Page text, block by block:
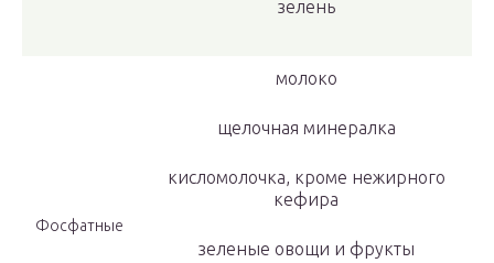
зелень
Фосфатные
молоко
щелочная минералка
кисломолочка, кроме нежирного
кефира
зеленые овощи и фрукты